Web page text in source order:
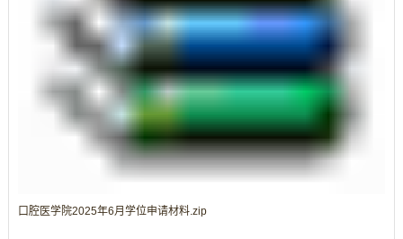
口腔医学院2025年6月学位申请材料.zip